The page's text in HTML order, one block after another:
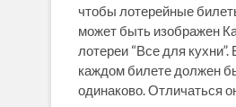
чтобы лотерейные
может быть изображен
лотереи “Все для
каждом билете должен
одинаково. Отличаться